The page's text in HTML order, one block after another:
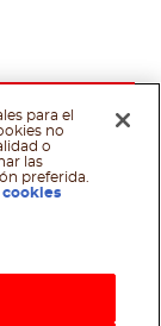
de recetas
para el
no
o
las
preferida.